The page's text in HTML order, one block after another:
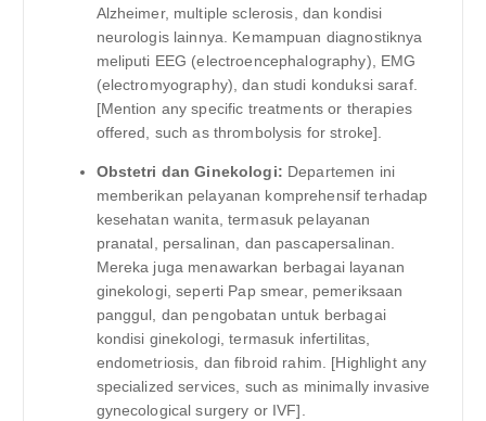
Alzheimer, multiple sclerosis, dan kondisi
neurologis lainnya. Kemampuan diagnostiknya
meliputi EEG (electroencephalography), EMG
(electromyography), dan studi konduksi saraf.
[Mention any specific treatments or therapies
offered, such as thrombolysis for stroke].
Obstetri dan Ginekologi: Departemen ini
memberikan pelayanan komprehensif terhadap
kesehatan wanita, termasuk pelayanan
pranatal, persalinan, dan pascapersalinan.
Mereka juga menawarkan berbagai layanan
ginekologi, seperti Pap smear, pemeriksaan
panggul, dan pengobatan untuk berbagai
kondisi ginekologi, termasuk infertilitas,
endometriosis, dan fibroid rahim. [Highlight any
specialized services, such as minimally invasive
gynecological surgery or IVF].